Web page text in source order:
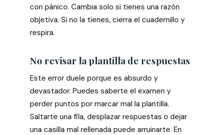
con pánico. Cambia solo si tienes una razón
objetiva. Si no la tienes, cierra el cuadernillo y
respira.
No revisar la plantilla de respuestas
Este error duele porque es absurdo y
devastador. Puedes saberte el examen y
perder puntos por marcar mal la plantilla.
Saltarte una fila, desplazar respuestas o dejar
una casilla mal rellenada puede arruinarte. En